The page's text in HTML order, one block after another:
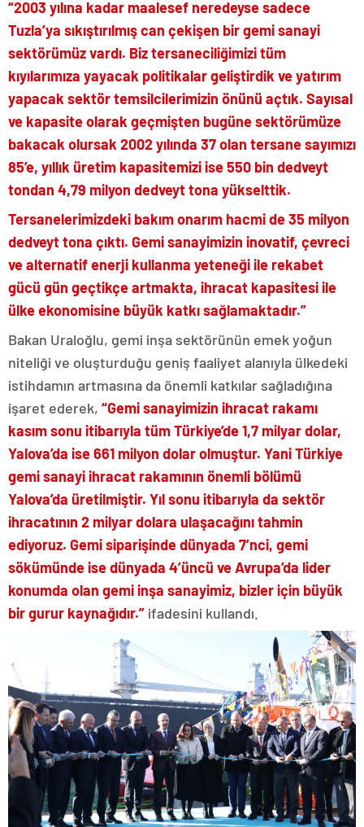
“2003 yılına kadar maalesef neredeyse sadece
Tuzla’ya sıkıştırılmış can çekişen bir gemi sanayi
sektörümüz vardı. Biz tersaneciliğimizi tüm
kıyılarımıza yayacak politikalar geliştirdik ve yatırım
yapacak sektör temsilcilerimizin önünü açtık. Sayısal
ve kapasite olarak geçmişten bugüne sektörümüze
bakacak olursak 2002 yılında 37 olan tersane sayımızı
85’e, yıllık üretim kapasitemizi ise 550 bin dedveyt
tondan 4,79 milyon dedveyt tona yükselttik.
Tersanelerimizdeki bakım onarım hacmi de 35 milyon
dedveyt tona çıktı. Gemi sanayimizin inovatif, çevreci
ve alternatif enerji kullanma yeteneği ile rekabet
gücü gün geçtikçe artmakta, ihracat kapasitesi ile
ülke ekonomisine büyük katkı sağlamaktadır.”
Bakan Uraloğlu, gemi inşa sektörünün emek yoğun
niteliği ve oluşturduğu geniş faaliyet alanıyla ülkedeki
istihdamın artmasına da önemli katkılar sağladığına
işaret ederek, “Gemi sanayimizin ihracat rakamı
kasım sonu itibarıyla tüm Türkiye’de 1,7 milyar dolar,
Yalova’da ise 661 milyon dolar olmuştur. Yani Türkiye
gemi sanayi ihracat rakamının önemli bölümü
Yalova’da üretilmiştir. Yıl sonu itibarıyla da sektör
ihracatının 2 milyar dolara ulaşacağını tahmin
ediyoruz. Gemi siparişinde dünyada 7’nci, gemi
sökümünde ise dünyada 4’üncü ve Avrupa’da lider
konumda olan gemi inşa sanayimiz, bizler için büyük
bir gurur kaynağıdır.” ifadesini kullandı.